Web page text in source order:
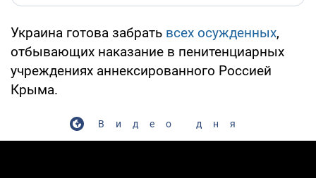
Украина готова забрать всех осужденных,
отбывающих наказание в пенитенциарных
учреждениях аннексированного Россией
Крыма.
Видео дня